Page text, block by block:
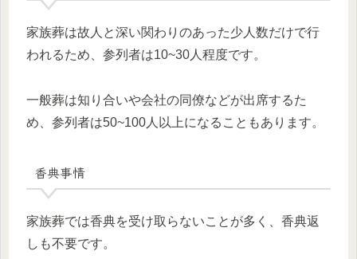
家族葬は故人と深い関わりのあった少人数だけで行
われるため、参列者は10~30人程度です。
一般葬は知り合いや会社の同僚などが出席するた
め、参列者は50~100人以上になることもあります。
香典事情
家族葬では香典を受け取らないことが多く、香典返
しも不要です。